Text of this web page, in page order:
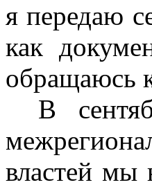
я передаю
как
обращаюсь
В
властей мы